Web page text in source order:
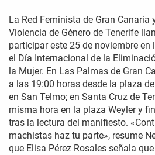
La Red Feminista de Gran Canaria
Violencia de Género de Tenerife
participar este 25 de noviembre
el Día Internacional de la
la Mujer. En Las Palmas de Gran
a las 19:00 horas desde la plaza
en San Telmo; en Santa Cruz de
misma hora en la plaza Weyler y
tras la lectura del manifiesto.
machistas haz tu parte», resume
que Elisa Pérez Rosales señala